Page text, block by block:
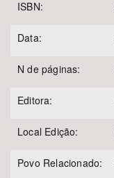
ISBN:
Data:
N de páginas:
Editora:
Local Edição:
Povo Relacionado: